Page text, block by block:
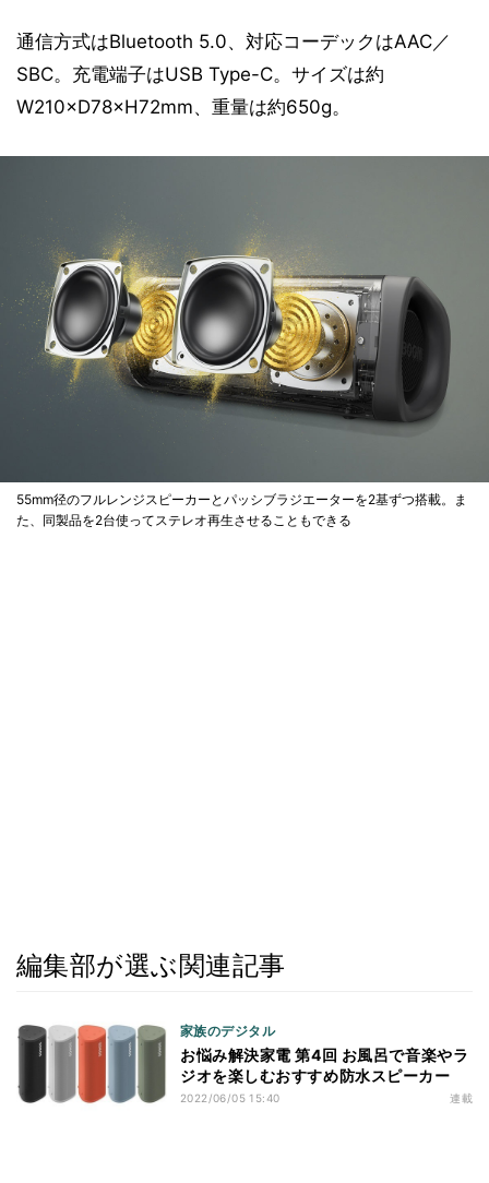
通信方式はBluetooth 5.0、対応コーデックはAAC／
SBC。充電端子はUSB Type-C。サイズは約
W210×D78×H72mm、重量は約650g。
55mm径のフルレンジスピーカーとパッシブラジエーターを2基ずつ搭載。ま
た、同製品を2台使ってステレオ再生させることもできる
編集部が選ぶ関連記事
家族のデジタル
お悩み解決家電 第4回 お風呂で音楽やラ
ジオを楽しむおすすめ防水スピーカー
2022/06/05 15:40 連載